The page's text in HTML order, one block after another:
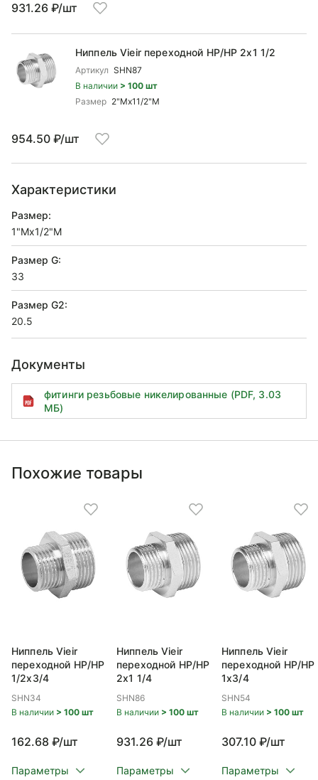
931.26 ₽/шт
Ниппель Vieir переходной НР/НР 2x1 1/2
Артикул SHN87
В наличии > 100 шт
Размер 2"Mx11/2"M
954.50 ₽/шт
Характеристики
Размер:
1"Mx1/2"М
Размер G:
33
Размер G2:
20.5
Документы
фитинги резьбовые никелированные (PDF, 3.03
МБ)
Похожие товары
Ниппель Vieir
переходной НР/НР
1/2x3/4
SHN34
В наличии > 100 шт
162.68 ₽/шт
Параметры
Ниппель Vieir
переходной НР/НР
2x1 1/4
SHN86
В наличии > 100 шт
931.26 ₽/шт
Параметры
Ниппель Vieir
переходной НР/НР
1x3/4
SHN54
В наличии > 100 шт
307.10 ₽/шт
Параметры